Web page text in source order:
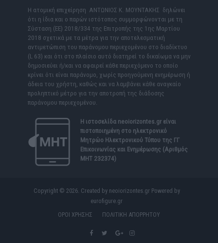
Η ατομική επιχείρηση ΑΝΤΩΝΙΟΣ Κ. ΜΟΥΝΤΑΚΗΣ δηλώνει
ότι η ίδια και ο παρών ιστότοπος συμμορφώνονται με τη
Σύσταση (ΕΕ) 2018/334 της Επιτροπής της 1ης Μαρτίου
2018 σχετικά με τα μέτρα για την αποτελεσματική
αντιμετώπιση του παράνομου περιεχομένου στο διαδίκτυο
(L 63) και ότι στο πλαίσιο αυτό διατηρεί το δικαίωμα να μην
δημοσιεύει ή/και να αφαιρεί κάθε περιεχόμενο το οποίο
κρίνει ότι είναι παράνομο, χωρίς προηγούμενη ενημέρωση ή
άδεια του χρήστη, καθώς και να λαμβάνει κάθε αναγκαίο
προληπτικό μέτρο για την αποτροπή της διάδοσης
παράνομου περιεχομένου.
Η ιστοσελίδα neoiorizontes.grείναι
πιστοποιημένη στο ηλεκτρονικό
Μητρώο Ηλεκτρονικού Τύπου της ΓΓ
Επικοινωνίας και Ενημέρωσης (Αριθμός
ΜΗΤ 232374)
Copyright © 2026. Created by neoiorizontes.gr Powered by
eurofigure.gr
ΟΡΟΙ ΧΡΗΣΗΣ
ΠΟΛΙΤΙΚΗ ΑΠΟΡΡΗΤΟΥ